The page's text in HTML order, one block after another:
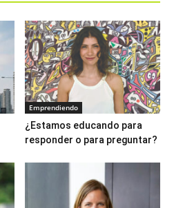
Emprendiendo
¿Estamos educando para
responder o para preguntar?